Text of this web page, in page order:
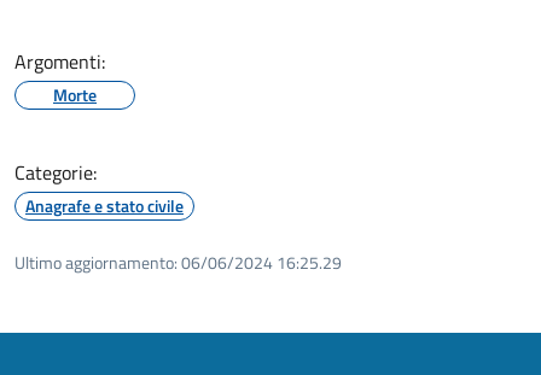
Argomenti:
Morte
Categorie:
Anagrafe e stato civile
Ultimo aggiornamento:06/06/2024 16:25.29